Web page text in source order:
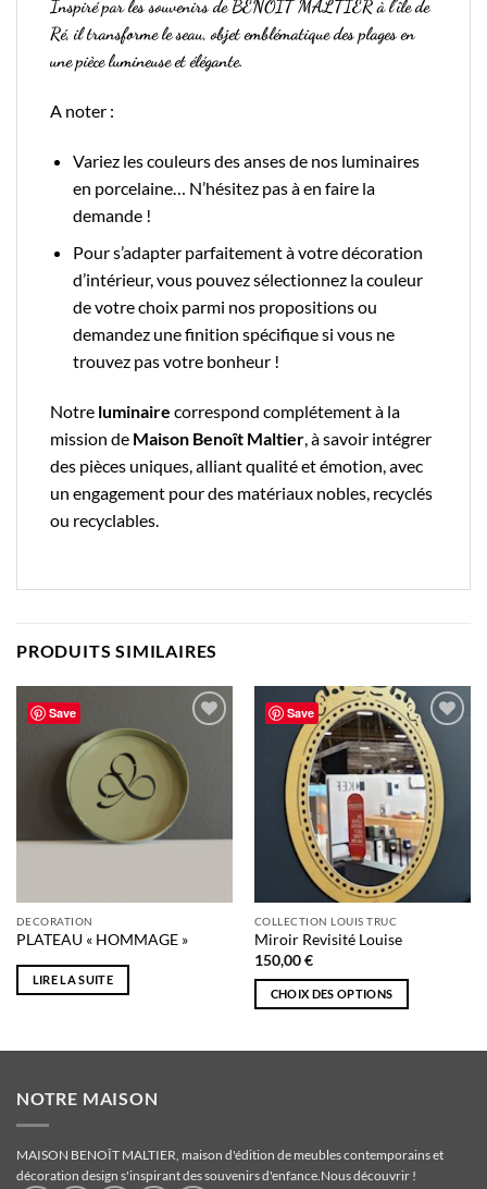
Inspiré par les souvenirs de BENOÎT MALTIER à l’île de
Ré, il transforme le seau, objet emblématique des plages en
une pièce lumineuse et élégante.
A noter :
Variez les couleurs des anses de nos luminaires
en porcelaine… N’hésitez pas à en faire la
demande !
Pour s’adapter parfaitement à votre décoration
d’intérieur, vous pouvez sélectionnez la couleur
de votre choix parmi nos propositions ou
demandez une finition spécifique si vous ne
trouvez pas votre bonheur !
Notre luminaire correspond complétement à la
mission de Maison Benoît Maltier, à savoir intégrer
des pièces uniques, alliant qualité et émotion, avec
un engagement pour des matériaux nobles, recyclés
ou recyclables.
PRODUITS SIMILAIRES
Save
à la liste
DECORATION
PLATEAU « HOMMAGE »
LIRE LA SUITE
Save
Ajouter
à la liste
de
souhaits
COLLECTION LOUIS TRUC
Miroir Revisité Louise
150,00€
CHOIX DES OPTIONS
options
peuvent
NOTRE MAISON
MAISON BENOÎT MALTIER, maison d'édition de meubles contemporains et
décoration design s'inspirant des souvenirs d'enfance. Nous découvrir !